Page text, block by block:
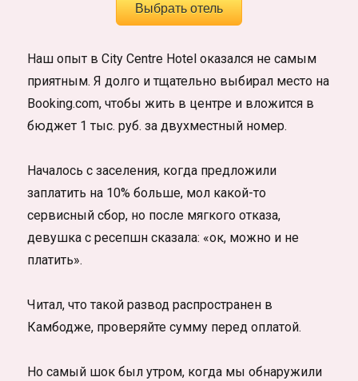
Выбрать отель
Наш опыт в City Centre Hotel оказался не самым
приятным. Я долго и тщательно выбирал место на
Booking.com, чтобы жить в центре и вложится в
бюджет 1 тыс. руб. за двухместный номер.
Началось с заселения, когда предложили
заплатить на 10% больше, мол какой-то
сервисный сбор, но после мягкого отказа,
девушка с ресепшн сказала: «ок, можно и не
платить».
Читал, что такой развод распространен в
Камбодже, проверяйте сумму перед оплатой.
Но самый шок был утром, когда мы обнаружили